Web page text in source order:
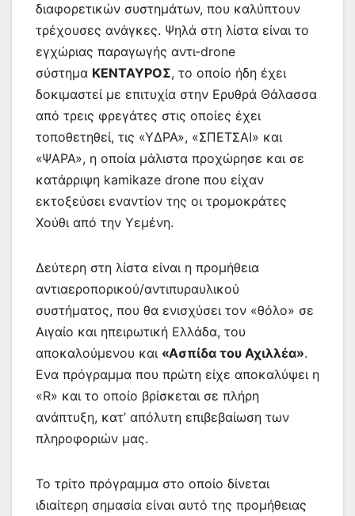
διαφορετικών συστημάτων, που καλύπτουν
τρέχουσες ανάγκες. Ψηλά στη λίστα είναι το
εγχώριας παραγωγής αντι-drone
σύστημα ΚΕΝΤΑΥΡΟΣ, το οποίο ήδη έχει
δοκιμαστεί με επιτυχία στην Ερυθρά Θάλασσα
από τρεις φρεγάτες στις οποίες έχει
τοποθετηθεί, τις «ΥΔΡΑ», «ΣΠΕΤΣΑΙ» και
«ΨΑΡΑ», η οποία μάλιστα προχώρησε και σε
κατάρριψη kamikaze drone που είχαν
εκτοξεύσει εναντίον της οι τρομοκράτες
Χούθι από την Υεμένη.
Δεύτερη στη λίστα είναι η προμήθεια
αντιαεροπορικού/αντιπυραυλικού
συστήματος, που θα ενισχύσει τον «θόλο» σε
Αιγαίο και ηπειρωτική Ελλάδα, του
αποκαλούμενου και «Ασπίδα του Αχιλλέα».
Ενα πρόγραμμα που πρώτη είχε αποκαλύψει η
«R» και το οποίο βρίσκεται σε πλήρη
ανάπτυξη, κατ’ απόλυτη επιβεβαίωση των
πληροφοριών μας.
Το τρίτο πρόγραμμα στο οποίο δίνεται
ιδιαίτερη σημασία είναι αυτό της προμήθειας